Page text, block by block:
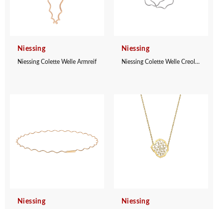
Niessing
Niessing Colette Welle Armreif
Niessing
Niessing Colette Welle Creolen
Niessing Niessing